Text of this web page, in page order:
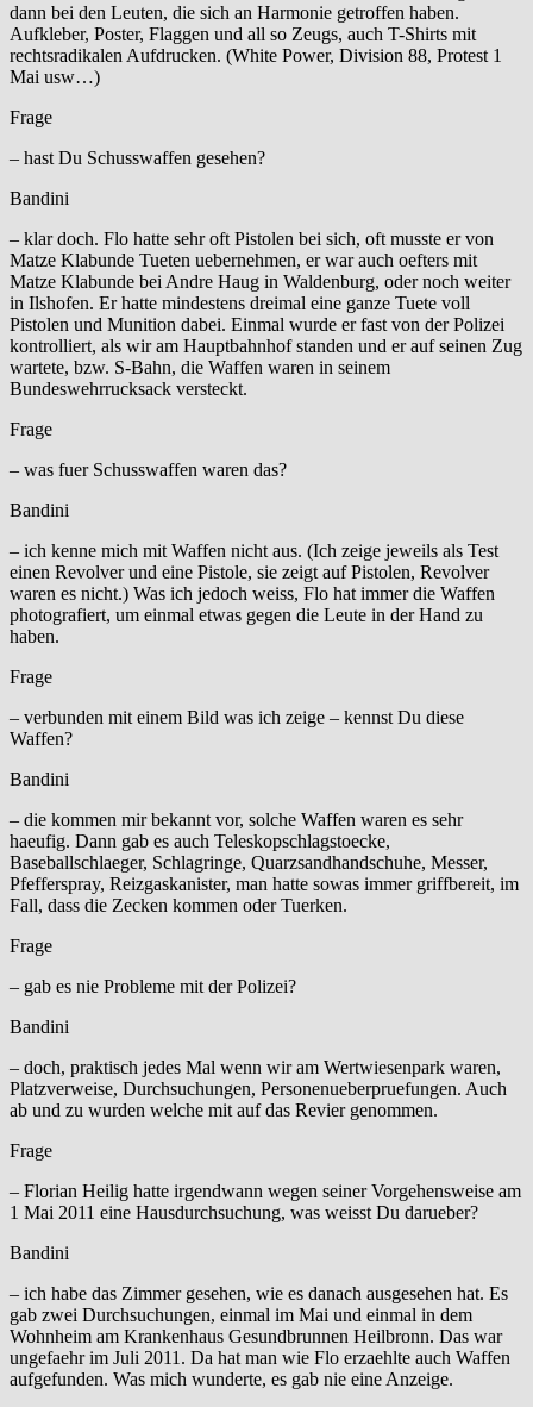
dann bei den Leuten, die sich an Harmonie getroffen haben.
Aufkleber, Poster, Flaggen und all so Zeugs, auch T-Shirts mit
rechtsradikalen Aufdrucken. (White Power, Division 88, Protest 1
Mai usw…)
Frage
– hast Du Schusswaffen gesehen?
Bandini
– klar doch. Flo hatte sehr oft Pistolen bei sich, oft musste er von
Matze Klabunde Tueten uebernehmen, er war auch oefters mit
Matze Klabunde bei Andre Haug in Waldenburg, oder noch weiter
in Ilshofen. Er hatte mindestens dreimal eine ganze Tuete voll
Pistolen und Munition dabei. Einmal wurde er fast von der Polizei
kontrolliert, als wir am Hauptbahnhof standen und er auf seinen Zug
wartete, bzw. S-Bahn, die Waffen waren in seinem
Bundeswehrrucksack versteckt.
Frage
– was fuer Schusswaffen waren das?
Bandini
– ich kenne mich mit Waffen nicht aus. (Ich zeige jeweils als Test
einen Revolver und eine Pistole, sie zeigt auf Pistolen, Revolver
waren es nicht.) Was ich jedoch weiss, Flo hat immer die Waffen
photografiert, um einmal etwas gegen die Leute in der Hand zu
haben.
Frage
– verbunden mit einem Bild was ich zeige – kennst Du diese
Waffen?
Bandini
– die kommen mir bekannt vor, solche Waffen waren es sehr
haeufig. Dann gab es auch Teleskopschlagstoecke,
Baseballschlaeger, Schlagringe, Quarzsandhandschuhe, Messer,
Pfefferspray, Reizgaskanister, man hatte sowas immer griffbereit, im
Fall, dass die Zecken kommen oder Tuerken.
Frage
– gab es nie Probleme mit der Polizei?
Bandini
– doch, praktisch jedes Mal wenn wir am Wertwiesenpark waren,
Platzverweise, Durchsuchungen, Personenueberpruefungen. Auch
ab und zu wurden welche mit auf das Revier genommen.
Frage
– Florian Heilig hatte irgendwann wegen seiner Vorgehensweise am
1 Mai 2011 eine Hausdurchsuchung, was weisst Du darueber?
Bandini
– ich habe das Zimmer gesehen, wie es danach ausgesehen hat. Es
gab zwei Durchsuchungen, einmal im Mai und einmal in dem
Wohnheim am Krankenhaus Gesundbrunnen Heilbronn. Das war
ungefaehr im Juli 2011. Da hat man wie Flo erzaehlte auch Waffen
aufgefunden. Was mich wunderte, es gab nie eine Anzeige.